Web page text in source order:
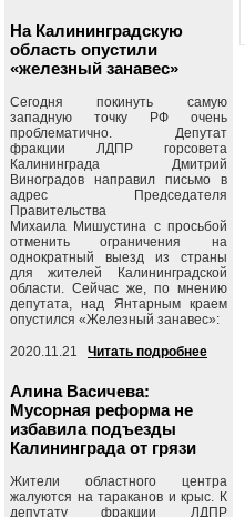
На Калининградскую
область опустили
«железный занавес»
Сегодня покинуть самую
западную точку РФ очень
проблематично. Депутат
фракции ЛДПР горсовета
Калининграда Дмитрий
Виноградов направил письмо в
адрес Председателя
Правительства
Михаила Мишустина с просьбой
отменить ограничения на
однократный выезд из страны
для жителей Калининградской
области. Сейчас же, по мнению
депутата, над Янтарным краем
опустился «Железный занавес»:
2020.11.21 Читать подробнее
Алина Васичева:
Мусорная реформа не
избавила подъезды
Калининграда от грязи
Жители областного центра
жалуются на тараканов и крыс. К
депутату фракции ЛДПР